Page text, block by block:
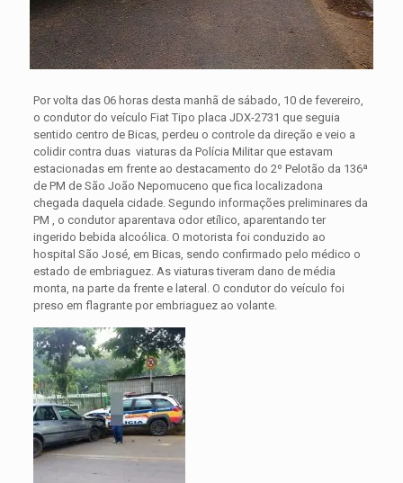
Por volta das 06 horas desta manhã de sábado, 10 de fevereiro,
o condutor do veículo Fiat Tipo placa JDX-2731 que seguia
sentido centro de Bicas, perdeu o controle da direção e veio a
colidir contra duas viaturas da Polícia Militar que estavam
estacionadas em frente ao destacamento do 2º Pelotão da 136ª
de PM de São João Nepomuceno que fica localizadona
chegada daquela cidade. Segundo informações preliminares da
PM , o condutor aparentava odor etílico, aparentando ter
ingerido bebida alcoólica. O motorista foi conduzido ao
hospital São José, em Bicas, sendo confirmado pelo médico o
estado de embriaguez. As viaturas tiveram dano de média
monta, na parte da frente e lateral. O condutor do veículo foi
preso em flagrante por embriaguez ao volante.